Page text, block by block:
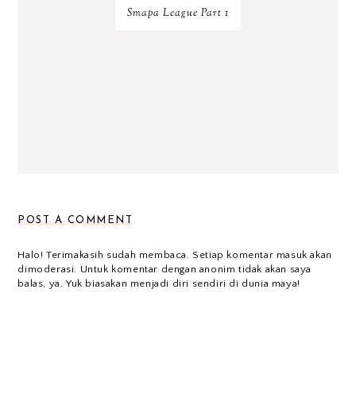
Smapa League Part 1
POST A COMMENT
Halo! Terimakasih sudah membaca. Setiap komentar masuk akan
dimoderasi. Untuk komentar dengan anonim tidak akan saya
balas, ya. Yuk biasakan menjadi diri sendiri di dunia maya!